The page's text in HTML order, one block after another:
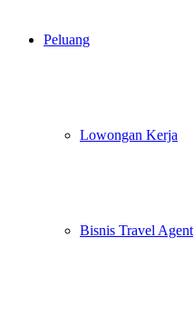
Peluang
Lowongan Kerja
Bisnis Travel Agent